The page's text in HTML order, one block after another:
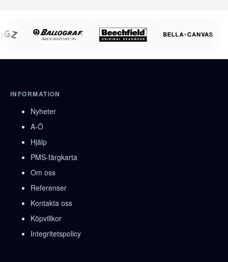
INFORMATION
Nyheter
A-Ö
Hjälp
PMS-färgkarta
Om oss
Referenser
Kontakta oss
Köpvillkor
Integritetspolicy